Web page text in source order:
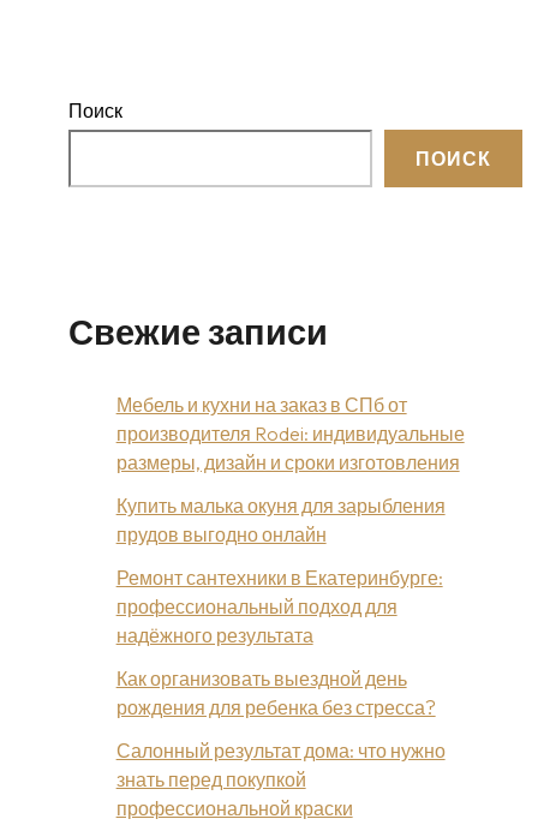
Поиск
ПОИСК
Свежие записи
Мебель и кухни на заказ в СПб от
производителя Rodei: индивидуальные
размеры, дизайн и сроки изготовления
Купить малька окуня для зарыбления
прудов выгодно онлайн
Ремонт сантехники в Екатеринбурге:
профессиональный подход для
надёжного результата
Как организовать выездной день
рождения для ребенка без стресса?
Салонный результат дома: что нужно
знать перед покупкой
профессиональной краски